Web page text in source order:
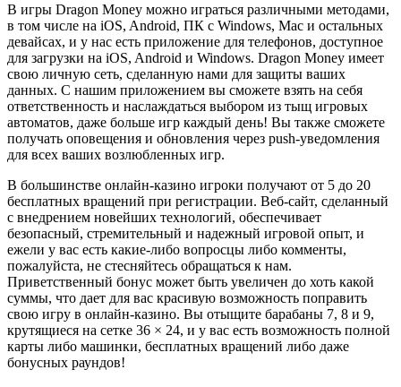
В игры Dragon Money можно играться различными методами,
в том числе на iOS, Android, ПК с Windows, Mac и остальных
девайсах, и у нас есть приложение для телефонов, доступное
для загрузки на iOS, Android и Windows. Dragon Money имеет
свою личную сеть, сделанную нами для защиты ваших
данных. С нашим приложением вы сможете взять на себя
ответственность и наслаждаться выбором из тыщ игровых
автоматов, даже больше игр каждый день! Вы также сможете
получать оповещения и обновления через push-уведомления
для всех ваших возлюбленных игр.
В большинстве онлайн-казино игроки получают от 5 до 20
бесплатных вращений при регистрации. Веб-сайт, сделанный
с внедрением новейших технологий, обеспечивает
безопасный, стремительный и надежный игровой опыт, и
ежели у вас есть какие-либо вопросцы либо комменты,
пожалуйста, не стесняйтесь обращаться к нам.
Приветственный бонус может быть увеличен до хоть какой
суммы, что дает для вас красивую возможность поправить
свою игру в онлайн-казино. Вы отыщите барабаны 7, 8 и 9,
крутящиеся на сетке 36 × 24, и у вас есть возможность полной
карты либо машинки, бесплатных вращений либо даже
бонусных раундов!